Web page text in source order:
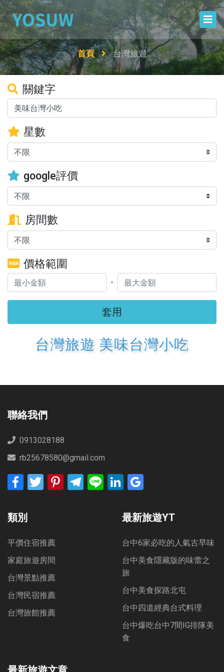
首頁 台灣旅遊
關鍵字
星數
google評價
房間數
價格範圍
-
套用
台灣旅遊 美味台灣小吃
聯絡我們
0913028188
rb25678580@gmail.com
FacebookTwitter PinterestTelegram
Line LinkedIn
類別
平價住宿推薦
家庭旅遊房間
台灣景點推薦
台灣民宿推薦
台灣旅館推薦
最新旅遊YT
台中6家必吃的人氣古早味
台中美食隱藏版的味蕾之
旅
台中美食探路北屯
台中四道經典台式料理
台中爆吃台中7間IG排隊美
食